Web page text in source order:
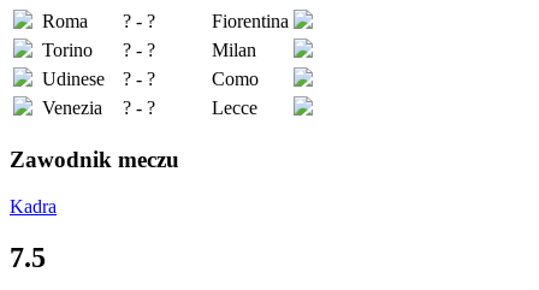
Roma
? - ?
Fiorentina
Torino
? - ?
Milan
Udinese
? - ?
Como
Venezia
? - ? Lecce
Zawodnik meczu
Kadra
7.5